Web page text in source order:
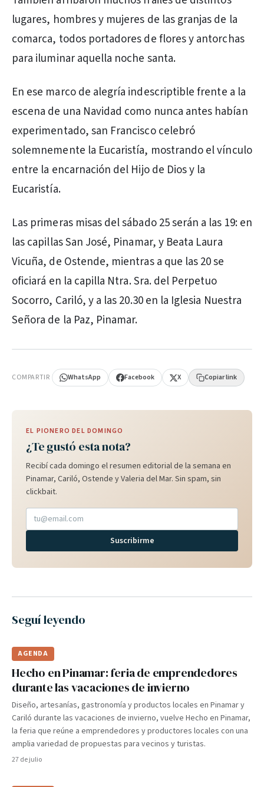
lugares, hombres y mujeres de las granjas de la
comarca, todos portadores de flores y antorchas
para iluminar aquella noche santa.
En ese marco de alegría indescriptible frente a la
escena de una Navidad como nunca antes habían
experimentado, san Francisco celebró
solemnemente la Eucaristía, mostrando el vínculo
entre la encarnación del Hijo de Dios y la
Eucaristía.
Las primeras misas del sábado 25 serán a las 19: en
las capillas San José, Pinamar, y Beata Laura
Vicuña, de Ostende, mientras a que las 20 se
oficiará en la capilla Ntra. Sra. del Perpetuo
Socorro, Cariló, y a las 20.30 en la Iglesia Nuestra
Señora de la Paz, Pinamar.
COMPARTIR WhatsApp Facebook X Copiar link
EL PIONERO DEL DOMINGO
¿Te gustó esta nota?
Recibí cada domingo el resumen editorial de la semana en
Pinamar, Cariló, Ostende y Valeria del Mar. Sin spam, sin
clickbait.
Suscribirme
Seguí leyendo
AGENDA
Hecho en Pinamar: feria de emprendedores
durante las vacaciones de invierno
Diseño, artesanías, gastronomía y productos locales en Pinamar y
Cariló durante las vacaciones de invierno, vuelve Hecho en Pinamar,
la feria que reúne a emprendedores y productores locales con una
amplia variedad de propuestas para vecinos y turistas.
27 de julio